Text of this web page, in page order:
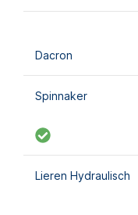
Dacron
Spinnaker
Lieren Hydraulisch